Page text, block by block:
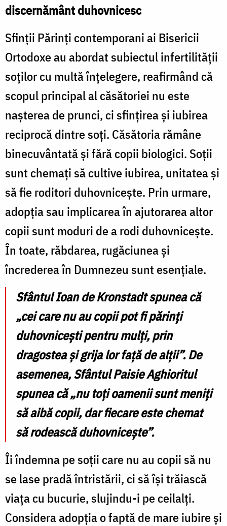
discernământ duhovnicesc
Sfinții Părinți contemporani ai Bisericii
Ortodoxe au abordat subiectul infertilității
soților cu multă înțelegere, reafirmând că
scopul principal al căsătoriei nu este
nașterea de prunci, ci sfințirea și iubirea
reciprocă dintre soți. Căsătoria rămâne
binecuvântată și fără copii biologici. Soții
sunt chemați să cultive iubirea, unitatea și
să fie roditori duhovnicește. Prin urmare,
adopția sau implicarea în ajutorarea altor
copii sunt moduri de a rodi duhovnicește.
În toate, răbdarea, rugăciunea și
încrederea în Dumnezeu sunt esențiale.
Sfântul Ioan de Kronstadt spunea că
„cei care nu au copii pot fi părinți
duhovnicești pentru mulți, prin
dragostea și grija lor față de alții”. De
asemenea, Sfântul Paisie Aghioritul
spunea că „nu toți oamenii sunt meniți
să aibă copii, dar fiecare este chemat
să rodească duhovnicește”.
Îi îndemna pe soții care nu au copii să nu
se lase pradă întristării, ci să își trăiască
viața cu bucurie, slujindu-i pe ceilalți.
Considera adopția o faptă de mare iubire și